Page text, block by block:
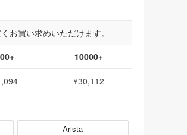
お買い求めいただけます。
10000+
¥30,112
Arista